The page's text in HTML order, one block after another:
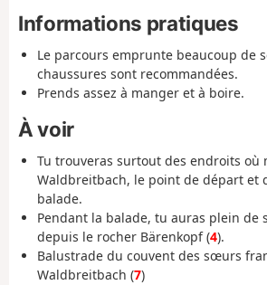
Informations pratiques
Le parcours emprunte beaucoup de
chaussures sont recommandées.
Prends assez à manger et à boire.
À voir
Tu trouveras surtout des endroits où
Waldbreitbach, le point de départ et
balade.
Pendant la balade, tu auras plein de
depuis le rocher Bärenkopf (4).
Balustrade du couvent des sœurs
Waldbreitbach (7)